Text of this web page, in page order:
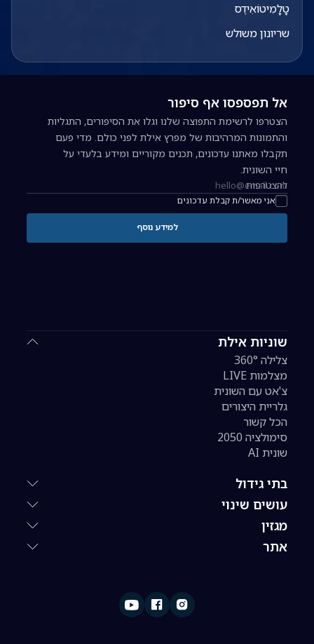
טָלָמִיטוֹאִידֶס
שריונון משולש
שוניות אילת
צלילה 360°
מצלמות LIVE
צ'אט עם השונית
גלריית היצורים
הכל קשור
סימולציה 2050
שונית AI
בתי גידול
עושים שינוי
מגזין
אתר
אל תפספסו אף סיפור
הצטרפו לרשימת התפוצה שלנו וגלו את הסיפורים, התגליות
והתמונות המרהיבות של מפרץ אילת לפני כולם. מדי פעם
תקבלו מאתנו עדכונים, תכנים מקוריים ומידע בלעדי על
חיי השונית.
כתובת אימייל להרשמה לניוזלטר
אני מאשר/ת קבלת עדכונים
להצטרפות
למידע נוסף